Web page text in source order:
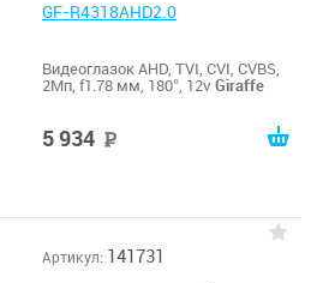
GF-R4318AHD2.0
Видеоглазок AHD, TVI, CVI, CVBS,
2Мп, f1.78 мм, 180°, 12v Giraffe
5 934
Артикул: 141731